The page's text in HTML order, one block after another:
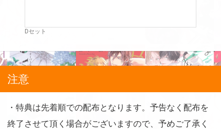
Dセット
注意
・特典は先着順での配布となります。予告なく配布を
終了させて頂く場合がございますので、予めご了承く